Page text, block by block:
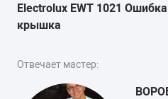
Electrolux EWT 1021
крышка
Отвечает мастер: